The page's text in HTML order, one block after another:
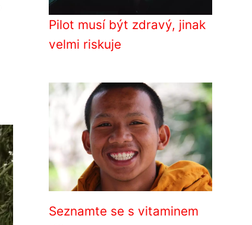
Pilot musí být zdravý, jinak
velmi riskuje
Seznamte se s vitaminem